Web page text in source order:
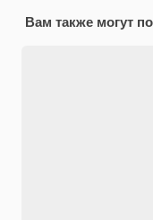
Вам также могут